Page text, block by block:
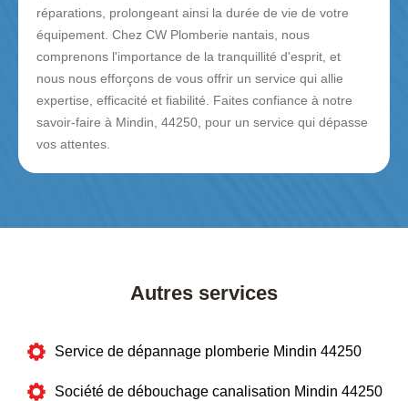
réparations, prolongeant ainsi la durée de vie de votre
équipement. Chez CW Plomberie nantais, nous
comprenons l'importance de la tranquillité d'esprit, et
nous nous efforçons de vous offrir un service qui allie
expertise, efficacité et fiabilité. Faites confiance à notre
savoir-faire à Mindin, 44250, pour un service qui dépasse
vos attentes.
Autres services
Service de dépannage plomberie Mindin 44250
Société de débouchage canalisation Mindin 44250